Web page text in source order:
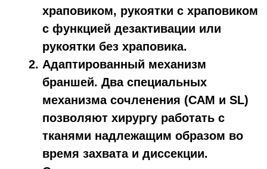
храповиком, рукоятки с храповиком
с функцией дезактивации или
рукоятки без храповика.
Адаптированный механизм
браншей. Два специальных
механизма сочленения (CAM и SL)
позволяют хирургу работать с
тканями надлежащим образом во
время захвата и диссекции.